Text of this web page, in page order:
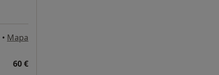
• Mapa
60 €